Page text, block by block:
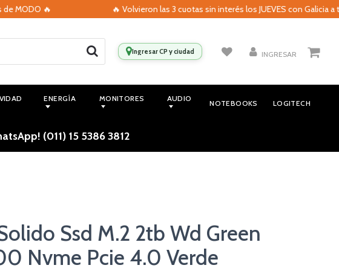
🔥 🔥 Volvieron las 3 cuotas sin interés los JUEVES con Galicia a
Ingresar CP y ciudad INGRESAR
ENERGÍA MONITORES AUDIO NOTEBOOKS LOGITECH
(011) 15 5386 3812
Ssd M.2 2tb Wd Green
Nvme Pcie 4.0 Verde